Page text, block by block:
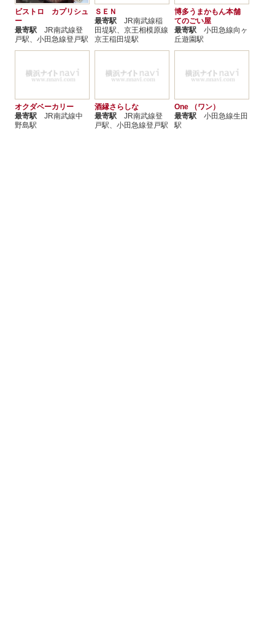
ビストロ カプリシュ
ー
最寄駅 JR南武線登
戸駅、小田急線登戸駅
ＳＥＮ
最寄駅 JR南武線稲
田堤駅、京王相模原線
京王稲田堤駅
博多うまかもん本舗
てのごい屋
最寄駅 小田急線向ヶ
丘遊園駅
オクダベーカリー
最寄駅 JR南武線中
野島駅
酒縁さらしな
最寄駅 JR南武線登
戸駅、小田急線登戸駅
One （ワン）
最寄駅 小田急線生田
駅